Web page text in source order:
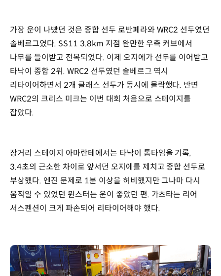
가장 운이 나빴던 것은 종합 선두 로반페라와 WRC2 선두였던
솔베르그였다. SS11 3.8km 지점 완만한 우측 커브에서
나무를 들이받고 전복되었다. 이제 오지에가 선두를 이어받고
타낙이 종합 2위. WRC2 선두였던 솔베르그 역시
리타이어하면서 2개 클래스 선두가 동시에 몰락했다. 반면
WRC2의 크리스 미크는 이번 대회 처음으로 스테이지를
잡았다.
장거리 스테이지 아마란테에서는 타낙이 톱타임을 기록,
3.4초의 근소한 차이로 앞서던 오지에를 제치고 종합 선두로
부상했다. 엔진 문제로 1분 이상을 허비했지만 그나마 다시
움직일 수 있었던 뮌스터는 운이 좋았던 편. 가츠타는 리어
서스펜션이 크게 파손되어 리타이어해야 했다.